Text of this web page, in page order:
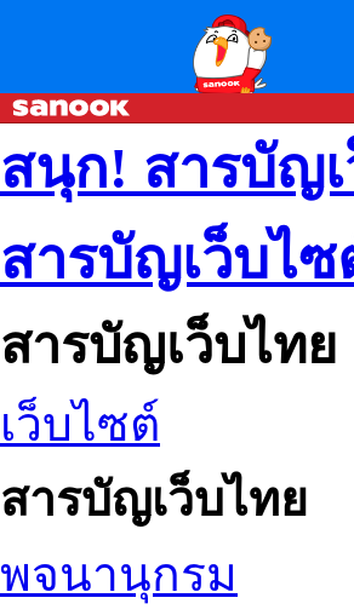
สนุก! สารบัญ
สารบัญเว็บไ
สารบัญเว็บไทย
เว็บไซต์
สารบัญเว็บไทย
พจนานุกรม